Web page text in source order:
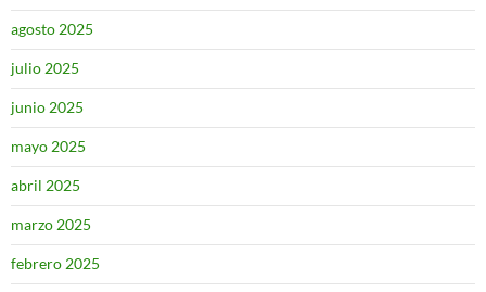
agosto 2025
julio 2025
junio 2025
mayo 2025
abril 2025
marzo 2025
febrero 2025